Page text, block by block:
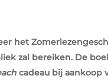
het
zal bereiken. De
cadeau bij aankoop